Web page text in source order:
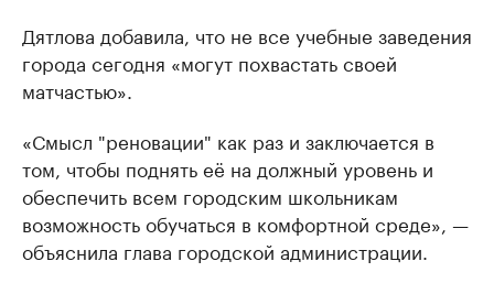
Дятлова добавила, что не все учебные заведения
города сегодня «могут похвастать своей
матчастью».
«Смысл "реновации" как раз и заключается в
том, чтобы поднять её на должный уровень и
обеспечить всем городским школьникам
возможность обучаться в комфортной среде», —
объяснила глава городской администрации.